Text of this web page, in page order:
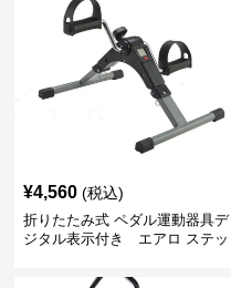
¥4,560 (税込)
折りたたみ式 ペダル運動器具デ
ジタル表示付き エアロ ステッ